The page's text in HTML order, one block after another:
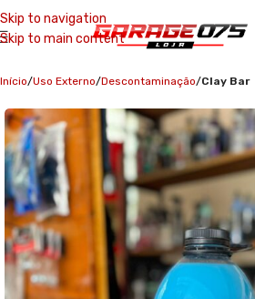
Skip to navigation
Skip to main content
Início Uso Externo Descontaminação Clay Bar